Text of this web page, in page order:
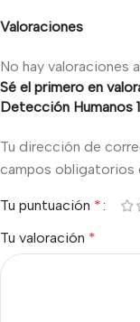
Valoraciones
No hay valoraciones
Sé el primero en
Detección Humanos
Tu dirección de
campos obligatorios
Tu puntuación *
Tu valoración *